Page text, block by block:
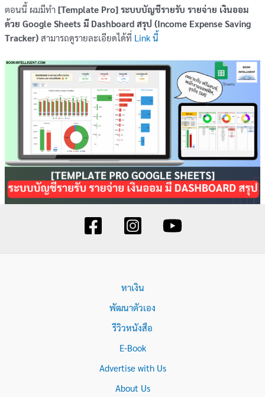
ตอนนี้ ผมมีทำ[Template Pro] ระบบบัญชีรายรับ รายจ่าย เงินออม
ด้วย Google Sheets มี Dashboard สรุป (Income Expense Saving
Tracker) สามารถดูรายละเอียดได้ที่ Link นี้
หาเงิน
พัฒนาตัวเอง
รีวิวหนังสือ
E-Book
Advertise with Us
About Us